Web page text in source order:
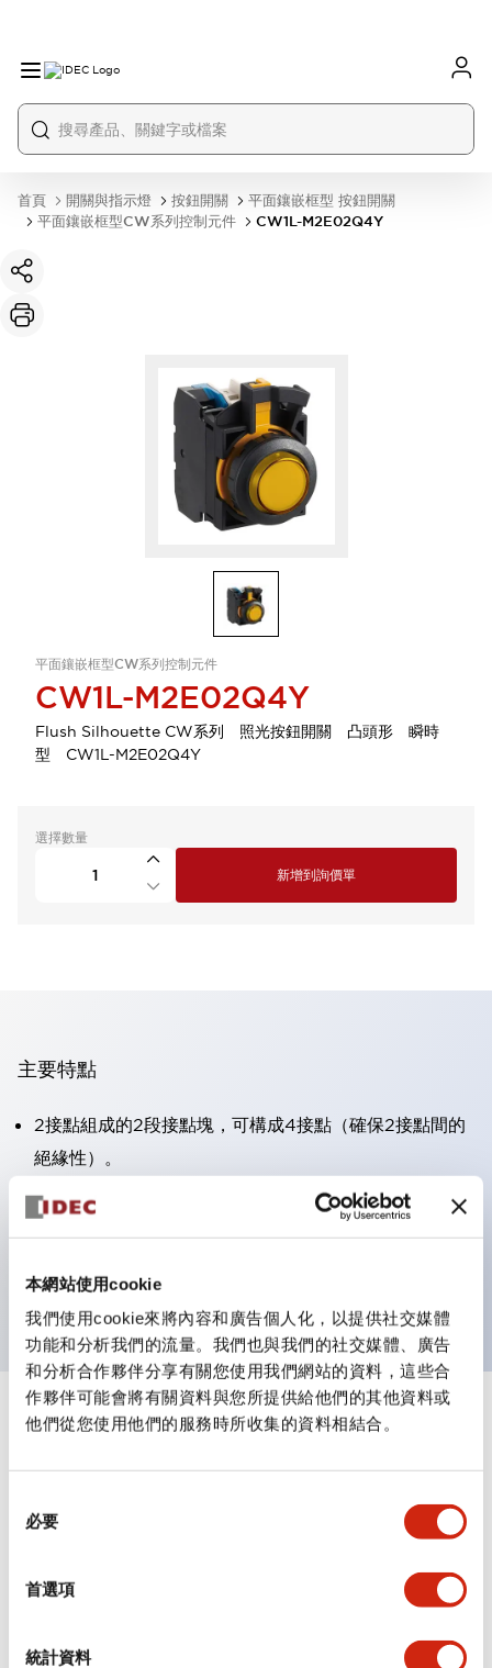
本網站使用cookie
我們使用cookie來將內容和廣告個人化，以提供社交媒體
功能和分析我們的流量。我們也與我們的社交媒體、廣告
和分析合作夥伴分享有關您使用我們網站的資料，這些合
作夥伴可能會將有關資料與您所提供給他們的其他資料或
他們從您使用他們的服務時所收集的資料相結合。
必要
首選項
統計資料
首頁 開關與指示燈 按鈕開關
平面鑲嵌框型 按鈕開關
平面鑲嵌框型CW系列控制元件
CW1L-M2E02Q4Y
平面鑲嵌框型CW系列控制元件
CW1L-M2E02Q4Y
Flush Silhouette CW系列 照光按鈕開關 凸頭形 瞬時
型 CW1L-M2E02Q4Y
選擇數量
新增到詢價單
主要特點
2接點組成的2段接點塊，可構成4接點（確保2接點間的
絕緣性）。
面板深度39.9mm（※11段接點塊）、59.9mm（※22段
接點塊）。可實現省空間設計。
防護結構
規格
審美規範
電氣規範（額定照明部分）
環境規範
機械規格